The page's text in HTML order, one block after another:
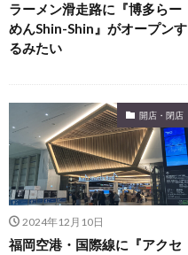
ラーメン滑走路に『博多らー
めんShin-Shin』がオープンす
るみたい
開店・閉店
2024年12月10日
福岡空港・国際線に『アクセ